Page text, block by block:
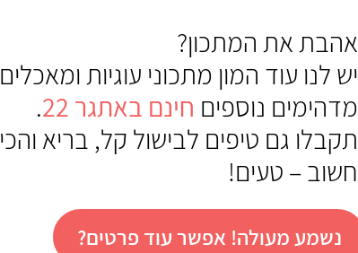
אהבת את המתכון?
יש לנו עוד המון מתכוני עוגיות ומאכלים
מדהימים נוספים חינם באתגר 22
.
תקבלו גם טיפים לבישול קל, בריא והכי
חשוב – טעים!
נשמע מעולה! אפשר עוד פרטים?